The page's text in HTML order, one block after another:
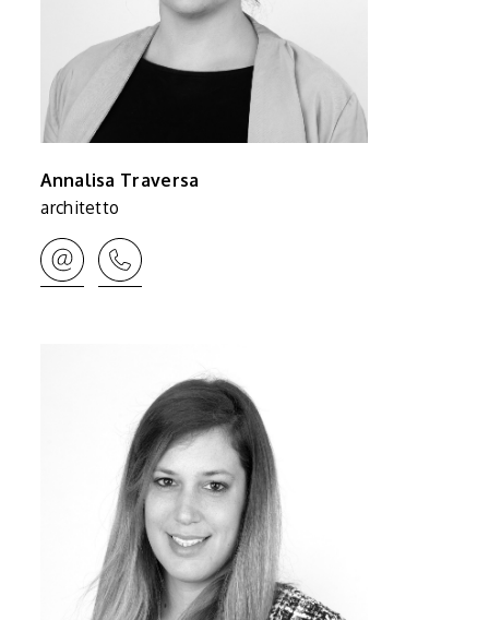
Annalisa Traversa
architetto